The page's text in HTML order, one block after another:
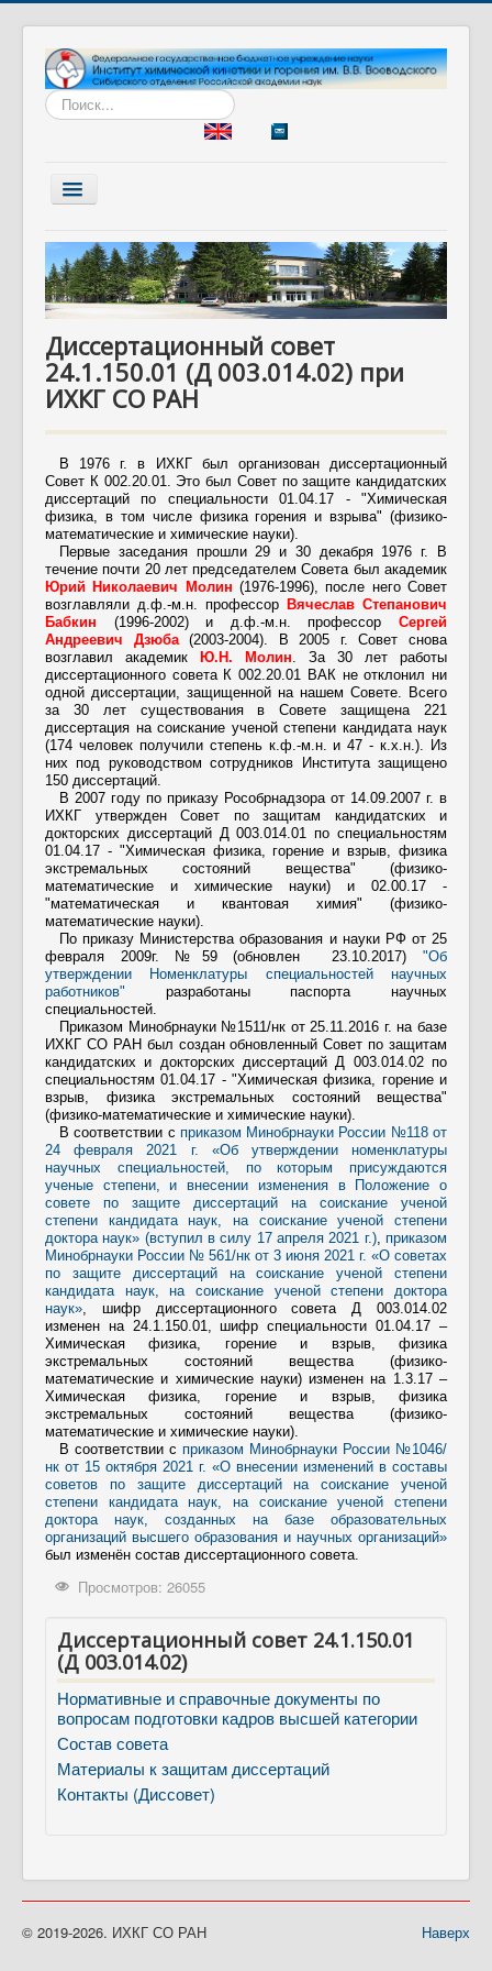
Искать...
Включить/
выключить
Главная
Институт
Наука
Образование
Диссертационный совет
Разработки
Вакансии
Контакты
Противодействие коррупции
Диссертационный совет
24.1.150.01 (Д 003.014.02) при
ИХКГ СО РАН
В 1976 г. в ИХКГ был организован диссертационный
Совет К 002.20.01. Это был Совет по защите кандидатских
диссертаций по специальности 01.04.17 - "Химическая
физика, в том числе физика горения и взрыва" (физико-
математические и химические науки).
Первые заседания прошли 29 и 30 декабря 1976 г. В
течение почти 20 лет председателем Совета был академик
Юрий Николаевич Молин (1976-1996), после него Совет
возглавляли д.ф.-м.н. профессор Вячеслав Степанович
Бабкин (1996-2002) и д.ф.-м.н. профессор Сергей
Андреевич Дзюба(2003-2004). В 2005 г. Совет снова
возглавил академик Ю.Н. Молин . За 30 лет работы
диссертационного совета К 002.20.01 ВАК не отклонил ни
одной диссертации, защищенной на нашем Совете. Всего
за 30 лет существования в Совете защищенa 221
диссертация на соискание ученой степени кандидата наук
(174 человек получили степень к.ф.-м.н. и 47 - к.х.н.). Из
них под руководством сотрудников Института защищено
150 диссертаций.
В 2007 году по приказу Рособрнадзора от 14.09.2007 г. в
ИХКГ утвержден Совет по защитам кандидатских и
докторских диссертаций Д 003.014.01 по специальностям
01.04.17 - "Химическая физика, горение и взрыв, физика
экстремальных состояний вещества" (физико-
математические и химические науки) и 02.00.17 -
"математическая и квантовая химия" (физико-
математические науки).
По приказу Министерства образования и науки РФ от 25
февраля 2009г. №59 (обновлен 23.10.2017) "Об
утверждении Номенклатуры специальностей научных
работников" разработаны паспорта научных
специальностей.
Приказом Минобрнауки №1511/нк от 25.11.2016 г. на базе
ИХКГ СО РАН был создан обновленный Совет по защитам
кандидатских и докторских диссертаций Д 003.014.02 по
специальностям 01.04.17 - "Химическая физика, горение и
взрыв, физика экстремальных состояний вещества"
(физико-математические и химические науки).
В соответствии с приказом Минобрнауки России №118 от
24 февраля 2021 г. «Об утверждении номенклатуры
научных специальностей, по которым присуждаются
ученые степени, и внесении изменения в Положение о
совете по защите диссертаций на соискание ученой
степени кандидата наук, на соискание ученой степени
доктора наук» (вступил в силу 17 апреля 2021 г.), приказом
Минобрнауки России № 561/нк от 3 июня 2021 г. «О советах
по защите диссертаций на соискание ученой степени
кандидата наук, на соискание ученой степени доктора
наук» , шифр диссертационного совета Д 003.014.02
изменен на 24.1.150.01, шифр специальности 01.04.17 –
Химическая физика, горение и взрыв, физика
экстремальных состояний вещества (физико-
математические и химические науки) изменен на 1.3.17 –
Химическая физика, горение и взрыв, физика
экстремальных состояний вещества (физико-
математические и химические науки).
В соответствии с приказом Минобрнауки России №1046/
нк от 15 октября 2021 г. «О внесении изменений в составы
советов по защите диссертаций на соискание ученой
степени кандидата наук, на соискание ученой степени
доктора наук, созданных на базе образовательных
организаций высшего образования и научных организаций»
был изменён состав диссертационного совета.
Просмотров: 26055
Диссертационный совет 24.1.150.01
(Д 003.014.02)
Нормативные и справочные документы по
вопросам подготовки кадров высшей категории
Состав совета
Материалы к защитам диссертаций
Контакты (Диссовет)
Наверх
© 2019-2026. ИХКГ СО РАН